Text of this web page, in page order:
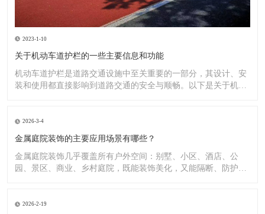
2023-1-10
关于机动车道护栏的一些主要信息和功能
机动车道护栏是道路交通设施中至关重要的一部分，其设计、安
装和使用都直接影响到道路交通的安全与顺畅。以下是关于机动
2026-3-4
金属庭院装饰的主要应用场景有哪些？
金属庭院装饰几乎覆盖所有户外空间：别墅、小区、酒店、公
园、景区、商业、乡村庭院，既能装饰美化，又能隔断、防护、
2026-2-19